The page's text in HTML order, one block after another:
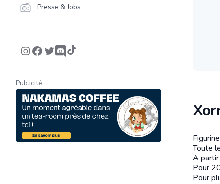
Presse & Jobs
Publicité
Toute
A
Pour
Pour